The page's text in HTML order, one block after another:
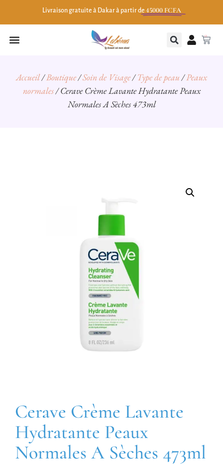
Livraison gratuite à Dakar à partir de 45000 FCFA
0
Accueil/Boutique/Soin de Visage/Type de peau/Peaux
normales/ Cerave Crème Lavante Hydratante Peaux
Normales A Sèches 473ml
Cerave Crème Lavante
Hydratante Peaux
Normales A Sèches 473ml